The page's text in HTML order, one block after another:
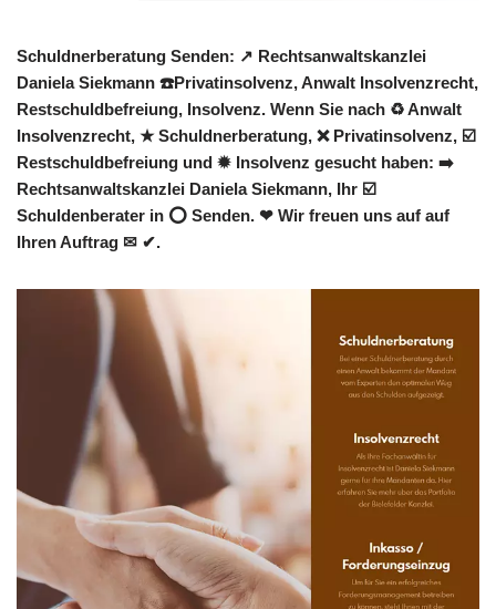
Schuldnerberatung Senden: ↗️ Rechtsanwaltskanzlei
Daniela Siekmann ☎️Privatinsolvenz, Anwalt Insolvenzrecht,
Restschuldbefreiung, Insolvenz. Wenn Sie nach ♻ Anwalt
Insolvenzrecht, ★ Schuldnerberatung, ❌ Privatinsolvenz, ☑️
Restschuldbefreiung und ✹ Insolvenz gesucht haben: ➡️
Rechtsanwaltskanzlei Daniela Siekmann, Ihr ☑️
Schuldenberater in ⭕ Senden. ❤ Wir freuen uns auf auf
Ihren Auftrag ✉ ✔.